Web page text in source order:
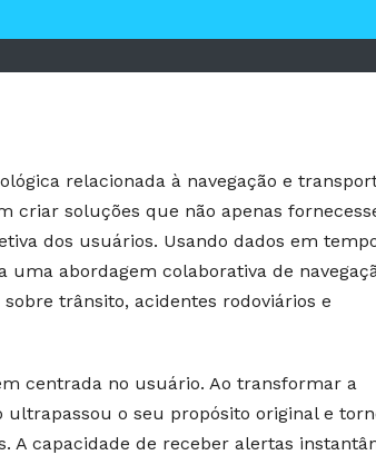
relacionada à navegação e
criar soluções que não apenas
dos usuários. Usando dados em
abordagem colaborativa de
trânsito, acidentes rodoviários e
centrada no usuário. Ao transformar a
ultrapassou o seu propósito original e
A capacidade de receber alertas